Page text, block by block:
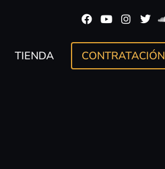
TIENDA CONTRATACIÓN